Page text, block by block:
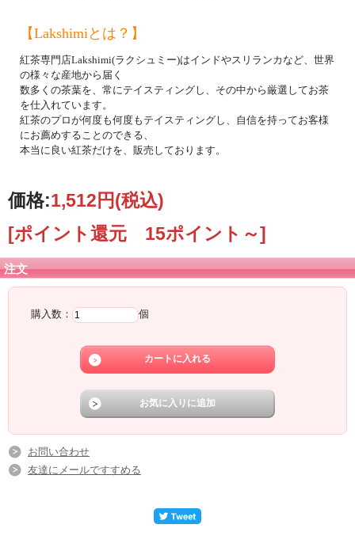
【Lakshimiとは？】
紅茶専門店Lakshimi(ラクシュミー)はインドやスリランカなど、世界
の様々な産地から届く
数多くの茶葉を、常にテイスティングし、その中から厳選してお茶
を仕入れています。
紅茶のプロが何度も何度もテイスティングし、自信を持ってお客様
にお薦めすることのできる、
本当に良い紅茶だけを、販売しております。
価格:1,512円(税込)
[ポイント還元 15ポイント～]
注文
購入数： 個
お問い合わせ
友達にメールですすめる